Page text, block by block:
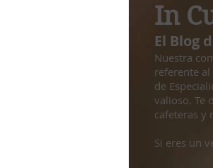
In
El Blog
Nuestra
referente
de
valioso. Te
cafeteras y
Si eres un